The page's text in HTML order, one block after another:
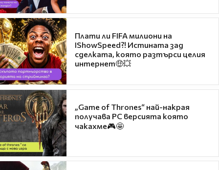
Плати ли FIFA милиони на
IShowSpeed?! Истината зад
сделката, която разтърси целия
интернет🤑💥
„Game of Thrones“ най-накрая
получава PC версията която
чакахме🎮🤩